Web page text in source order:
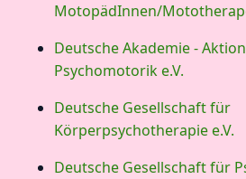
MotopädInnen/
Deutsche Akademie -
Psychomotorik e.V.
Deutsche Gesellschaft für
Körperpsychotherapie e.V.
Deutsche Gesellschaft für